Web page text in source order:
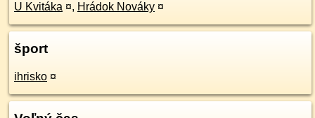
U Kvitáka ¤, Hrádok Nováky ¤
šport
ihrisko ¤